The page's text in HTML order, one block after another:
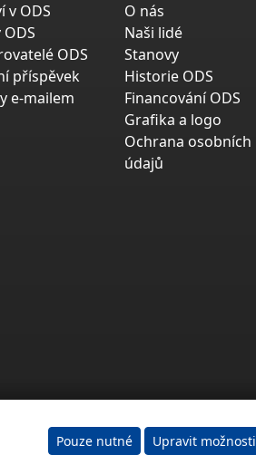
v ODS
ODS
příspěvek
e-mailem
O nás
Naši lidé
Stanovy
Historie ODS
Financování ODS
Grafika a logo
Ochrana osobních
údajů
Pouze nutné Upravit možnosti